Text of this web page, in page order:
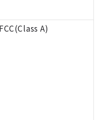
A)